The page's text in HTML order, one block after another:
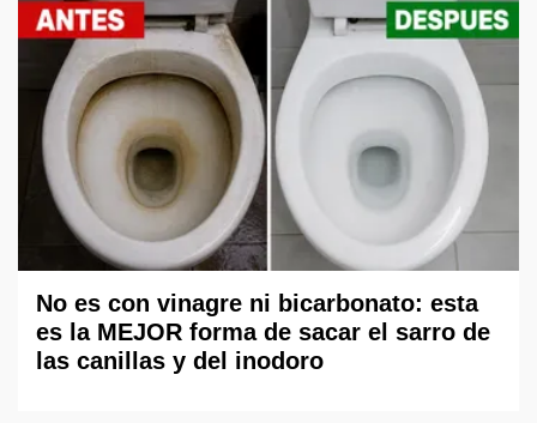
No es con vinagre ni bicarbonato: esta
es la MEJOR forma de sacar el sarro de
las canillas y del inodoro